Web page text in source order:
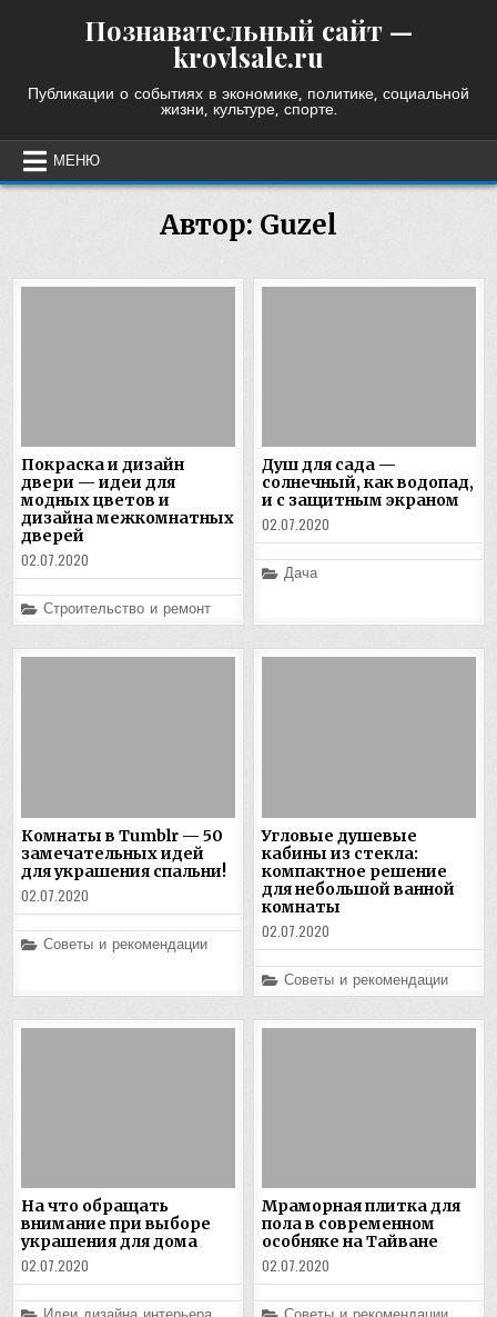
Познавательный сайт —
krovlsale.ru
Публикации о событиях в экономике, политике, социальной
жизни, культуре, спорте.
МЕНЮ
Автор: Guzel
Покраска и дизайн
двери — идеи для
модных цветов и
дизайна межкомнатных
дверей
02.07.2020
Posted
in
Строительство и ремонт
Душ для сада —
солнечный, как водопад,
и с защитным экраном
02.07.2020
Posted
in
Дача
Комнаты в Tumblr — 50
замечательных идей
для украшения спальни!
02.07.2020
Posted
Советы и рекомендации
Угловые душевые
кабины из стекла:
компактное решение
для небольшой ванной
комнаты
02.07.2020
Posted
in
Советы и рекомендации
На что обращать
внимание при выборе
украшения для дома
02.07.2020
Мраморная плитка для
пола в современном
особняке на Тайване
02.07.2020